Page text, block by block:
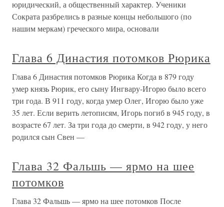
юридический, а общественный характер. Ученики
Сократа разбрелись в разные концы небольшого (по
нашим меркам) греческого мира, основали
Глава 6 Династия потомков Рюрика
Глава 6 Династия потомков Рюрика Когда в 879 году
умер князь Рюрик, его сыну Ингвару-Игорю было всего
три года. В 911 году, когда умер Олег, Игорю было уже
35 лет. Если верить летописям, Игорь погиб в 945 году, в
возрасте 67 лет. За три года до смерти, в 942 году, у него
родился сын Свен —
Глава 32 Фальшь — ярмо на шее
потомков
Глава 32 Фальшь — ярмо на шее потомков После